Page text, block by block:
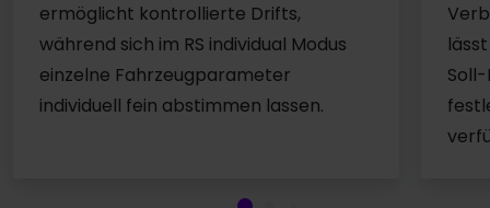
ermöglicht kontrollierte Drifts,
während sich im RS individual Modus
einzelne Fahrzeugparameter
individuell fein abstimmen lassen.